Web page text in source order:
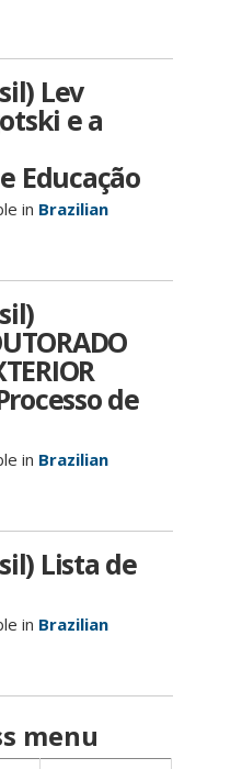
Lev
e a
Educação
in Brazilian
de
in Brazilian
Lista de
in Brazilian
menu